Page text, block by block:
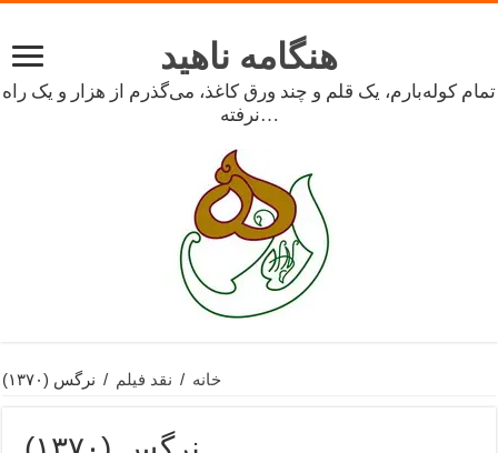
هنگامه ناهید
تمام کوله‌بارم، یک قلم و چند ورق کاغذ، می‌گذرم از هزار و یک راه
نرفته…
خانه / نقد فیلم / نرگس (۱۳۷۰)